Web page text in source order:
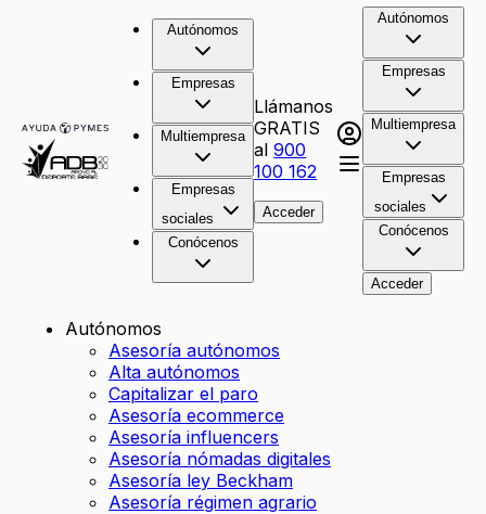
Autónomos
Empresas
Multiempresa
Empresas
sociales
Conócenos
Llámanos
GRATIS
al900
100 162
Acceder
Autónomos
Empresas
Multiempresa
Empresas
sociales
Conócenos
Acceder
Autónomos
Asesoría autónomos
Alta autónomos
Capitalizar el paro
Asesoría ecommerce
Asesoría influencers
Asesoría nómadas digitales
Asesoría ley Beckham
Asesoría régimen agrario